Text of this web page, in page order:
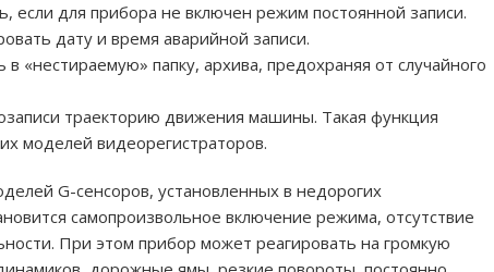
если для прибора не включен режим постоянной записи.
дату и время аварийной записи.
в «нестираемую» папку, архива, предохраняя от случайного
траекторию движения машины. Такая функция
моделей видеорегистраторов.
G-сенсоров, установленных в недорогих
самопроизвольное включение режима, отсутствие
При этом прибор может реагировать на громкую